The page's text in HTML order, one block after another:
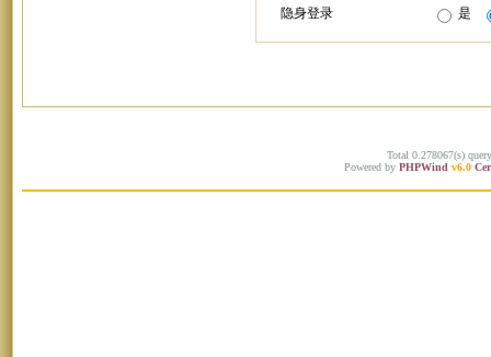
隐身登录 是
Total 0.278067(s)
Powered by PHPWind v6.0